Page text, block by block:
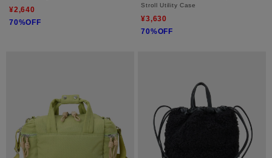
¥2,640
70%OFF
Stroll Utility Case
¥3,630
70%OFF